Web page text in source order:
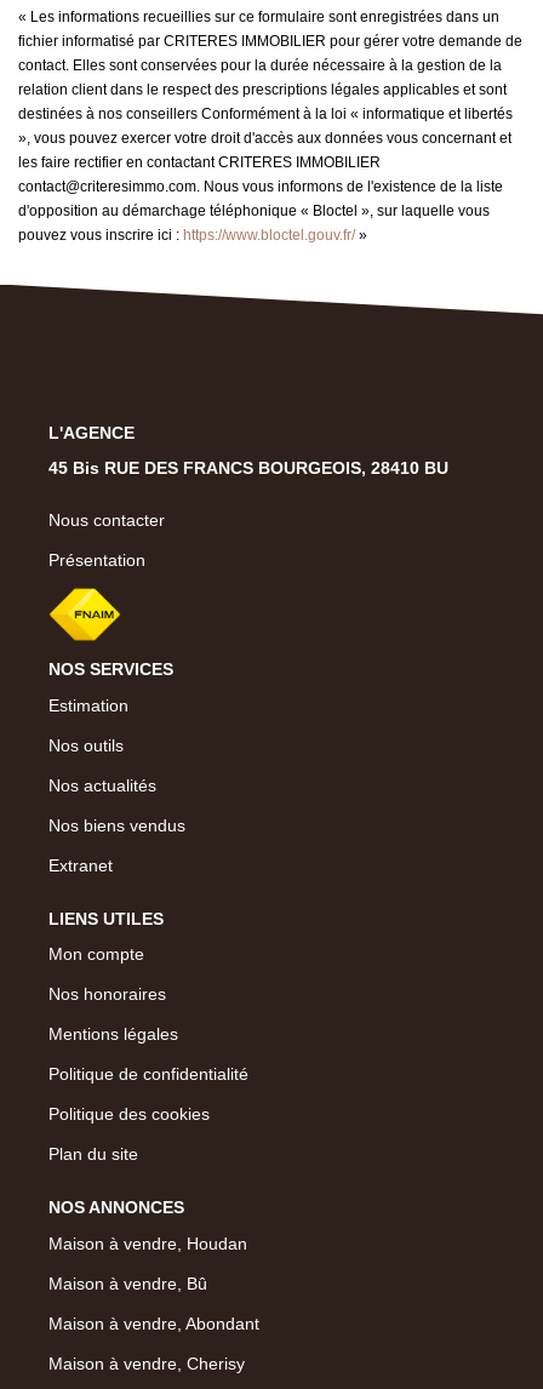
« Les informations recueillies sur ce formulaire sont enregistrées dans un
fichier informatisé par CRITERES IMMOBILIER pour gérer votre demande de
contact. Elles sont conservées pour la durée nécessaire à la gestion de la
relation client dans le respect des prescriptions légales applicables et sont
destinées à nos conseillers Conformément à la loi « informatique et libertés
», vous pouvez exercer votre droit d'accès aux données vous concernant et
les faire rectifier en contactant CRITERES IMMOBILIER
contact@criteresimmo.com. Nous vous informons de l'existence de la liste
d'opposition au démarchage téléphonique « Bloctel », sur laquelle vous
pouvez vous inscrire ici : https://www.bloctel.gouv.fr/»
L'AGENCE
45 Bis RUE DES FRANCS BOURGEOIS, 28410 BU
Nous contacter
Présentation
NOS SERVICES
Estimation
Nos outils
Nos actualités
Nos biens vendus
Extranet
LIENS UTILES
Mon compte
Nos honoraires
Mentions légales
Politique de confidentialité
Politique des cookies
Plan du site
NOS ANNONCES
Maison à vendre, Houdan
Maison à vendre, Bû
Maison à vendre, Abondant
Maison à vendre, Cherisy